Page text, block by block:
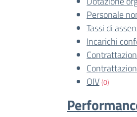
Personale
Tassi di
Incarichi
OIV(0)